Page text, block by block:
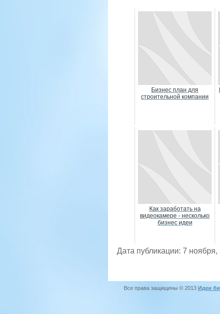
Бизнес план для
строительной компании
Как заработать на
видеокамере - несколько
бизнес идеи
Дата публикации: 7 ноября,
Все права защищены © 2013 Идеи